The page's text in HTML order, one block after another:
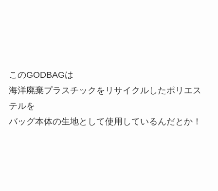
このGODBAGは
海洋廃棄プラスチックをリサイクルしたポリエス
テルを
バッグ本体の生地として使用しているんだとか！